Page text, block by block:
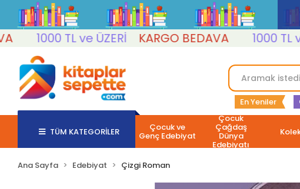
1000 TL ve ÜZERİ
KARGO BEDAVA 1000 TL ve
En Yeniler
TÜM KATEGORİLER Çocuk ve
Genç Edebiyat
Çocuk
Çağdaş
Dünya
Edebiyatı
Ana Sayfa Edebiyat Çizgi Roman